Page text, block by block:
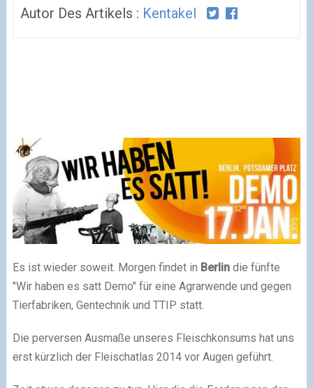
Autor Des Artikels : Kentakel
Es ist wieder soweit. Morgen findet in Berlindie fünfte
"Wir haben es satt Demo" für eine Agrarwende und gegen
Tierfabriken, Gentechnik und TTIP statt.
Die perversen Ausmaße unseres Fleischkonsums hat uns
erst kürzlich der Fleischatlas 2014 vor Augen geführt.